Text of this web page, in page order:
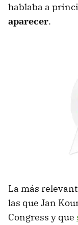
hablaba a
aparecer.
La más
las que Jan
Congress y que